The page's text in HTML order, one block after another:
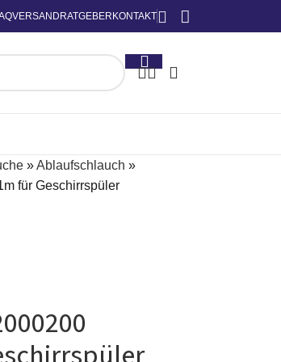
VERSAND RATGEBER KONTAKT
»Ablaufschlauch »
für Geschirrspüler